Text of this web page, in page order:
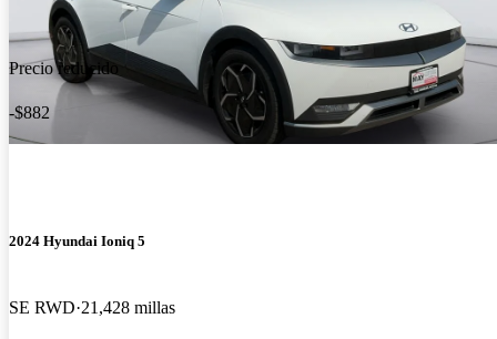
Precio reducido
-$882
2024 Hyundai Ioniq 5
SE RWD 21,428 millas